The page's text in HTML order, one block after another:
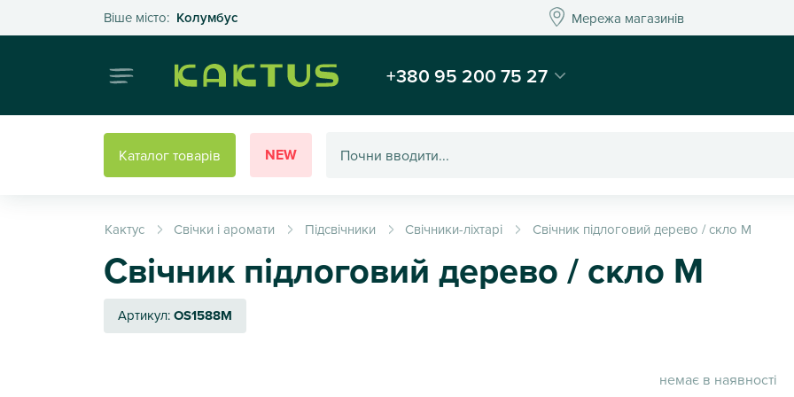
Віше місто: КолумбусОберіть своє місто Мережа магазинівМережа магазинів
Інтернет-магазин подарунків та декору - Kaktus
+380 95 200 75 27
Каталог товарів NEW
Кактус Свічки і аромати Підсвічники Свічники-ліхтарі Свічник підлоговий дерево / скло M
Свічник підлоговий дерево / скло M
Артикул:OS1588M
немає в наявності